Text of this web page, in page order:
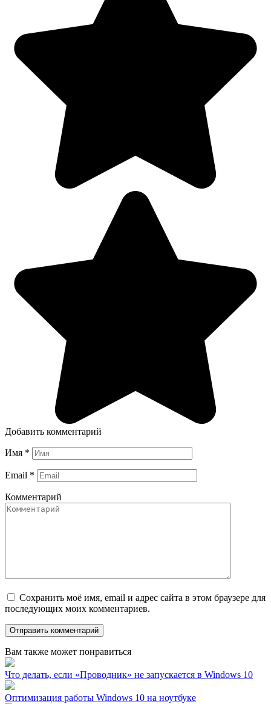
Добавить комментарий
Имя *
Email *
Комментарий
Сохранить моё имя, email и адрес сайта в этом браузере для
последующих моих комментариев.
Вам также может понравиться
Что делать, если «Проводник» не запускается в Windows 10
Оптимизация работы Windows 10 на ноутбуке